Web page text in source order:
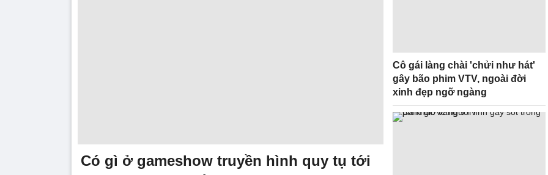
Có gì ở gameshow truyền hình quy tụ tới
Cô gái làng chài 'chửi như hát'
gây bão phim VTV, ngoài đời
xinh đẹp ngỡ ngàng